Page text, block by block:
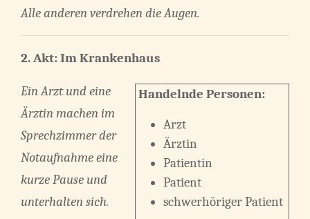
Alle anderen verdrehen die Augen.
2. Akt: Im Krankenhaus
Handelnde Personen:
Arzt
Ärztin
Patientin
Patient
schwerhöriger Patient
Ein Arzt und eine
Ärztin machen im
Sprechzimmer der
Notaufnahme eine
kurze Pause und
unterhalten sich.